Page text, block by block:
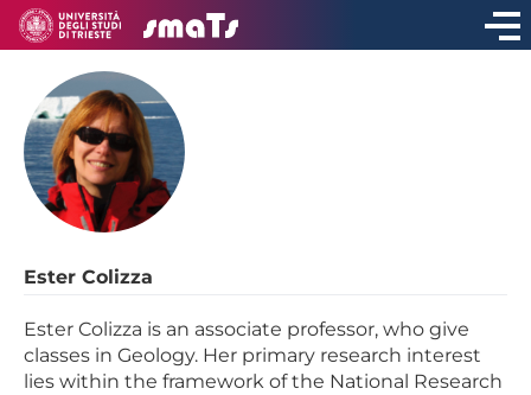
Ester Colizza
Ester Colizza is an associate professor, who give
classes in Geology. Her primary research interest
lies within the framework of the National Research